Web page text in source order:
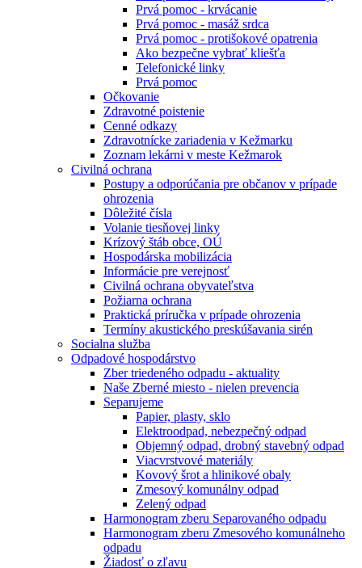
Prvá pomoc - krvácanie
Prvá pomoc - masáž srdca
Prvá pomoc - protišokové opatrenia
Ako bezpečne vybrať kliešťa
Telefonické linky
Prvá pomoc
Očkovanie
Zdravotné poistenie
Cenné odkazy
Zdravotnícke zariadenia v Kežmarku
Zoznam lekárni v meste Kežmarok
Civilná ochrana
Postupy a odporúčania pre občanov v prípade
ohrozenia
Dôležité čísla
Volanie tiesňovej linky
Krízový štáb obce, OÚ
Hospodárska mobilizácia
Informácie pre verejnosť
Civilná ochrana obyvateľstva
Požiarna ochrana
Praktická príručka v prípade ohrozenia
Termíny akustického preskúšavania sirén
Socialna služba
Odpadové hospodárstvo
Zber triedeného odpadu - aktuality
Naše Zberné miesto - nielen prevencia
Separujeme
Papier, plasty, sklo
Elektroodpad, nebezpečný odpad
Objemný odpad, drobný stavebný odpad
Viacvrstvové materiály
Kovový šrot a hlinikové obaly
Zmesový komunálny odpad
Zelený odpad
Harmonogram zberu Separovaného odpadu
Harmonogram zberu Zmesového komunálneho
odpadu
Žiadosť o zľavu